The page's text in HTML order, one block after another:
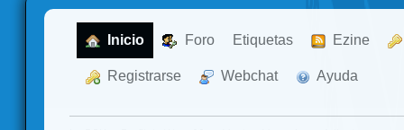
Inicio Foro Etiquetas Ezine
Registrarse Webchat Ayuda